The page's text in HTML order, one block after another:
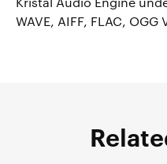
Kristal Audio Engine
WAVE, AIFF, FLAC, OGG